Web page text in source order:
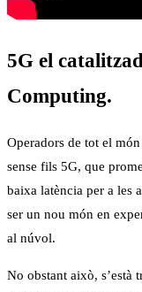
5G el
Computing.
Operadors de tot el
sense fils 5G, que
baixa latència per a les
ser un nou món en
al núvol.
No obstant això, s’està